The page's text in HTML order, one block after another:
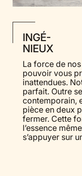
INGÉ-
NIEUX
La force de
pouvoir vous
inattendues.
parfait. Outre
contemporain,
pièce en deux
fermer. Cette
l’essence
s’appuyer sur